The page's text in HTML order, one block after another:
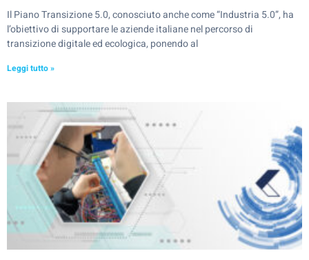
Il Piano Transizione 5.0, conosciuto anche come “Industria 5.0”, ha
l’obiettivo di supportare le aziende italiane nel percorso di
transizione digitale ed ecologica, ponendo al
Leggi tutto »